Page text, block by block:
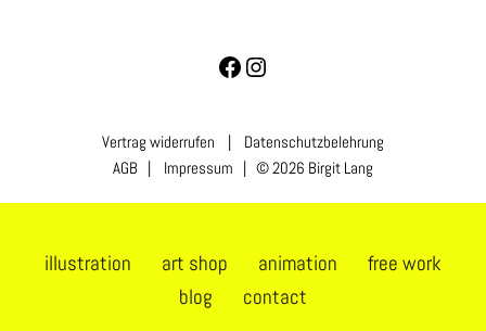
Vertrag widerrufen | Datenschutzbelehrung
AGB | Impressum | © 2026 Birgit Lang
illustration art shop animation
free work
blog
contact